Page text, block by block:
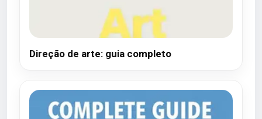
Direção de arte: guia completo